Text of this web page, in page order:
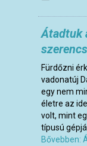
Átadtuk
Fürdőzni
vadonatúj
egy nem
életre az
volt, mint
típusú
Bővebben: